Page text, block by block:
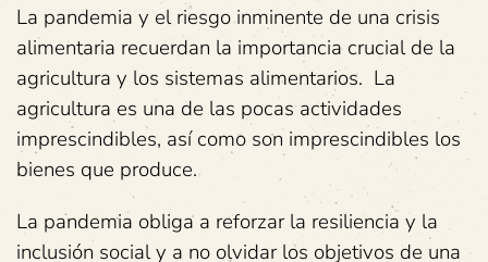
La pandemia y el riesgo inminente de una crisis
alimentaria recuerdan la importancia crucial de la
agricultura y los sistemas alimentarios. La
agricultura es una de las pocas actividades
imprescindibles, así como son imprescindibles los
bienes que produce.
La pandemia obliga a reforzar la resiliencia y la
inclusión social y a no olvidar los objetivos de una